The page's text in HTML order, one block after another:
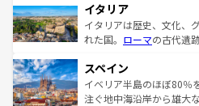
イタリア
イタリアは歴史、文化、
れた国。 ローマの古代遺
ろん、トスカーナの美し
景など、自然景観も見逃
ピザやパスタなど、絶品
スペイン
イベリア半島のほぼ80％
注ぐ地中海沿岸から雄大